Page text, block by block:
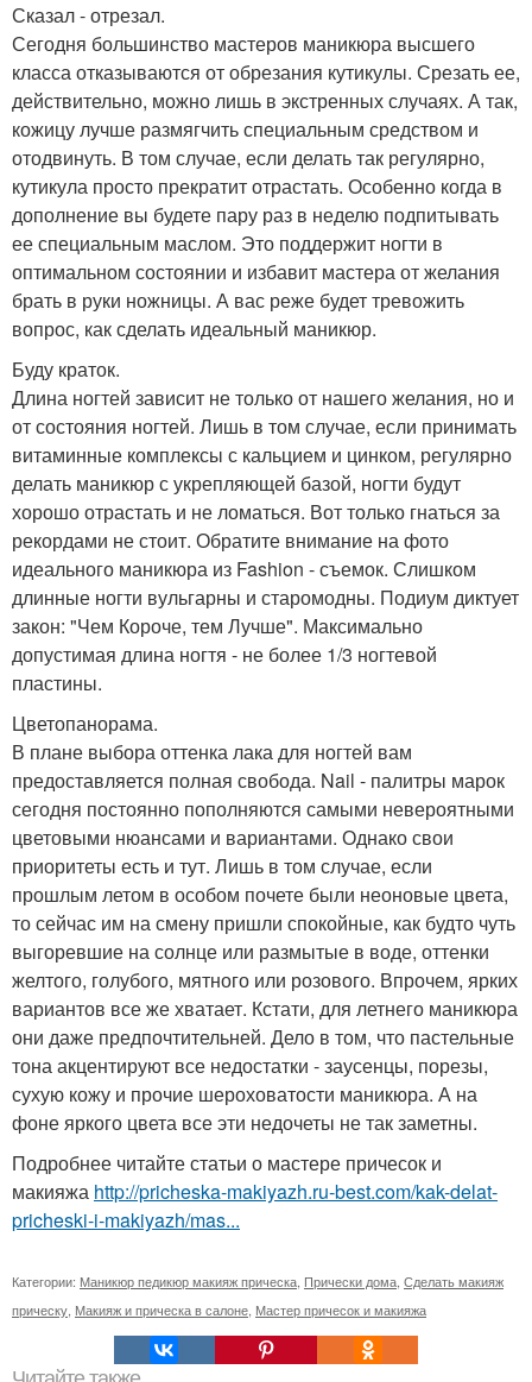
Сказал - отрезал.
Сегодня большинство мастеров маникюра высшего
класса отказываются от обрезания кутикулы. Срезать ее,
действительно, можно лишь в экстренных случаях. А так,
кожицу лучше размягчить специальным средством и
отодвинуть. В том случае, если делать так регулярно,
кутикула просто прекратит отрастать. Особенно когда в
дополнение вы будете пару раз в неделю подпитывать
ее специальным маслом. Это поддержит ногти в
оптимальном состоянии и избавит мастера от желания
брать в руки ножницы. А вас реже будет тревожить
вопрос, как сделать идеальный маникюр.
Буду краток.
Длина ногтей зависит не только от нашего желания, но и
от состояния ногтей. Лишь в том случае, если принимать
витаминные комплексы с кальцием и цинком, регулярно
делать маникюр с укрепляющей базой, ногти будут
хорошо отрастать и не ломаться. Вот только гнаться за
рекордами не стоит. Обратите внимание на фото
идеального маникюра из Fashion - съемок. Слишком
длинные ногти вульгарны и старомодны. Подиум диктует
закон: "Чем Короче, тем Лучше". Максимально
допустимая длина ногтя - не более 1/3 ногтевой
пластины.
Цветопанорама.
В плане выбора оттенка лака для ногтей вам
предоставляется полная свобода. Nail - палитры марок
сегодня постоянно пополняются самыми невероятными
цветовыми нюансами и вариантами. Однако свои
приоритеты есть и тут. Лишь в том случае, если
прошлым летом в особом почете были неоновые цвета,
то сейчас им на смену пришли спокойные, как будто чуть
выгоревшие на солнце или размытые в воде, оттенки
желтого, голубого, мятного или розового. Впрочем, ярких
вариантов все же хватает. Кстати, для летнего маникюра
они даже предпочтительней. Дело в том, что пастельные
тона акцентируют все недостатки - заусенцы, порезы,
сухую кожу и прочие шероховатости маникюра. А на
фоне яркого цвета все эти недочеты не так заметны.
Подробнее читайте статьи о мастере причесок и
макияжа http://pricheska-makiyazh.ru-best.com/kak-delat-
pricheski-i-makiyazh/mas...
Категории: Маникюр педикюр макияж прическа Прически дома Сделать макияж
прическу Макияж и прическа в салоне Мастер причесок и макияжа